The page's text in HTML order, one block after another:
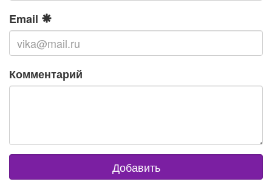
Email
Комментарий